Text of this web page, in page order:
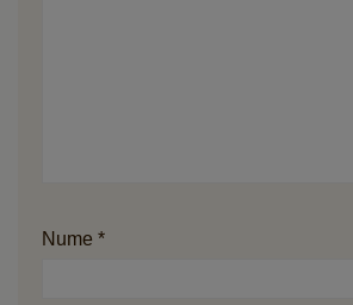
Nume *